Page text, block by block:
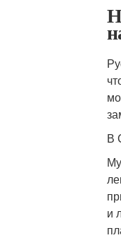
В
и